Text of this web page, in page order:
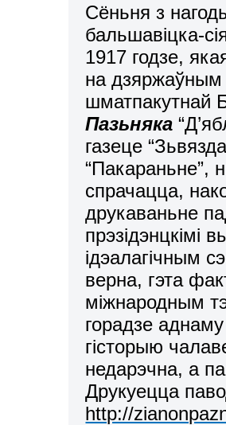
Сёньня з
бальшавіцка-
1917 годзе,
на дзяржаўным
шматпакутнай
Пазьняка
газеце
“Пакараньне”,
спрачацца,
друкаваньне
прэзідэнцкімі
ідэалагічным
верна, гэта
міжнародным
горадзе
гісторыю
недарэчна, а
Друкуецца
http://